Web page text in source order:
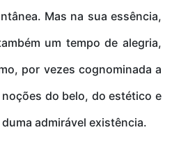
Mas na sua essência,
um tempo de alegria,
por vezes cognominada a
do belo, do estético e
admirável existência.